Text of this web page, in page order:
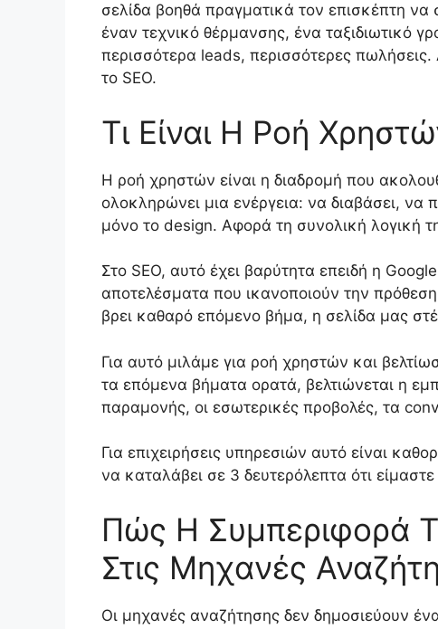
σελίδα βοηθά πραγματικά τον επισκέπτη
έναν τεχνικό θέρμανσης, ένα ταξιδιωτικό
περισσότερα leads, περισσότερες πωλήσεις.
το SEO.
Τι Είναι Η Ροή
Η ροή χρηστών είναι η διαδρομή που
ολοκληρώνει μια ενέργεια: να διαβάσει,
μόνο το design. Αφορά τη συνολική λογική
Στο SEO, αυτό έχει βαρύτητα επειδή η
αποτελέσματα που ικανοποιούν την
βρει καθαρό επόμενο βήμα, η σελίδα μας
Για αυτό μιλάμε για ροή χρηστών και
τα επόμενα βήματα ορατά, βελτιώνεται η
παραμονής, οι εσωτερικές προβολές, τα
Για επιχειρήσεις υπηρεσιών αυτό είναι
να καταλάβει σε 3 δευτερόλεπτα ότι
Πώς Η Συμπεριφορά
Στις Μηχανές
Οι μηχανές αναζήτησης δεν δημοσιεύουν